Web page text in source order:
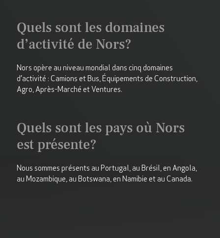
Quels sont les domaines
d’activité de Nors?
Nors opère au niveau mondial dans cinq domaines
d’activité : Camions et Bus, Équipements de Construction,
Agro, Après-Marché et Ventures.
Quels sont les pays où Nors
est présente?
Nous sommes présents au Portugal, au Brésil, en Angola,
au Mozambique, au Botswana, en Namibie et au Canada.